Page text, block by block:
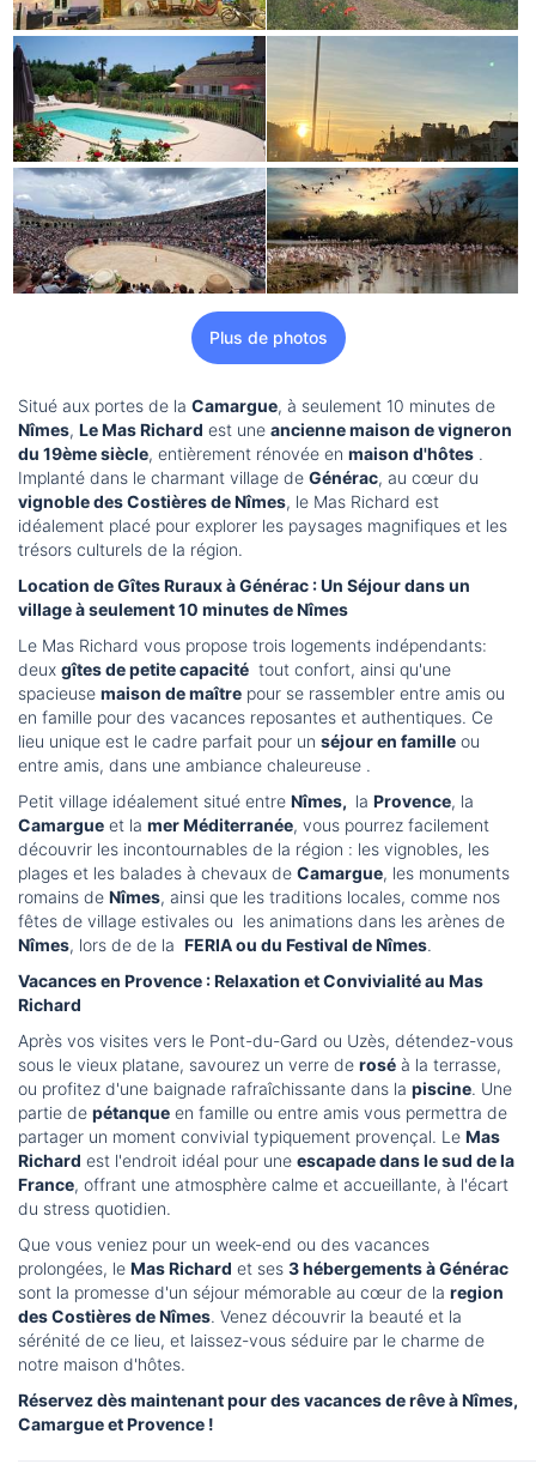
Plus de photos
Situé aux portes de la Camargue, à seulement 10 minutes de
Nîmes, Le Mas Richard est une ancienne maison de vigneron
du 19ème siècle, entièrement rénovée en maison d'hôtes .
Implanté dans le charmant village de Générac, au cœur du
vignoble des Costières de Nîmes, le Mas Richard est
idéalement placé pour explorer les paysages magnifiques et les
trésors culturels de la région.
Location de Gîtes Ruraux à Générac : Un Séjour dans un
village à seulement 10 minutes de Nîmes
Le Mas Richard vous propose trois logements indépendants:
deux gîtes de petite capacité tout confort, ainsi qu'une
spacieuse maison de maître pour se rassembler entre amis ou
en famille pour des vacances reposantes et authentiques. Ce
lieu unique est le cadre parfait pour un séjour en famille ou
entre amis, dans une ambiance chaleureuse .
Petit village idéalement situé entre Nîmes, la Provence, la
Camargue et la mer Méditerranée, vous pourrez facilement
découvrir les incontournables de la région : les vignobles, les
plages et les balades à chevaux de Camargue, les monuments
romains de Nîmes, ainsi que les traditions locales, comme nos
fêtes de village estivales ou les animations dans les arènes de
Nîmes, lors de de la FERIA ou du Festival de Nîmes.
Vacances en Provence : Relaxation et Convivialité au Mas
Richard
Après vos visites vers le Pont-du-Gard ou Uzès, détendez-vous
sous le vieux platane, savourez un verre de rosé à la terrasse,
ou profitez d'une baignade rafraîchissante dans la piscine. Une
partie de pétanque en famille ou entre amis vous permettra de
partager un moment convivial typiquement provençal. Le Mas
Richard est l'endroit idéal pour une escapade dans le sud de la
France, offrant une atmosphère calme et accueillante, à l'écart
du stress quotidien.
Que vous veniez pour un week-end ou des vacances
prolongées, le Mas Richard et ses 3 hébergements à Générac
sont la promesse d'un séjour mémorable au cœur de la region
des Costières de Nîmes. Venez découvrir la beauté et la
sérénité de ce lieu, et laissez-vous séduire par le charme de
notre maison d'hôtes.
Réservez dès maintenant pour des vacances de rêve à Nîmes,
Camargue et Provence !